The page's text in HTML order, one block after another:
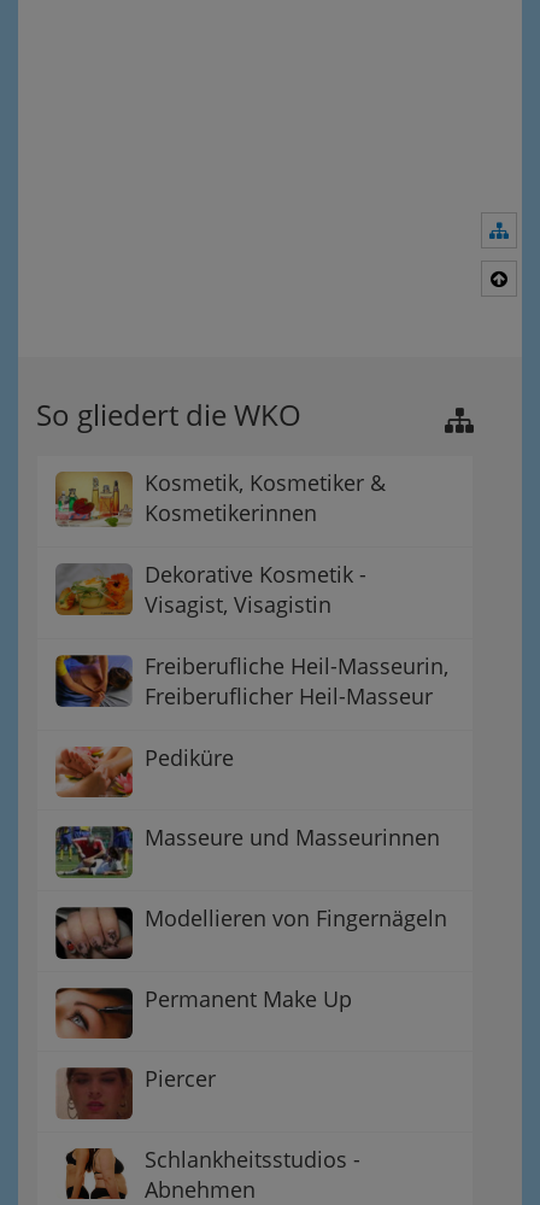
So gliedert die WKO
Kosmetik, Kosmetiker &
Kosmetikerinnen
Dekorative Kosmetik -
Visagist, Visagistin
Freiberufliche Heil-Masseurin,
Freiberuflicher Heil-Masseur
Pediküre
Masseure und Masseurinnen
Modellieren von Fingernägeln
Permanent Make Up
Piercer
Schlankheitsstudios -
Abnehmen